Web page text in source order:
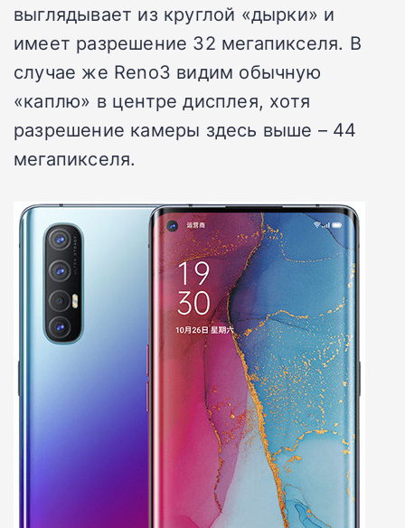
выглядывает из круглой «дырки» и
имеет разрешение 32 мегапикселя. В
случае же Reno3 видим обычную
«каплю» в центре дисплея, хотя
разрешение камеры здесь выше – 44
мегапикселя.